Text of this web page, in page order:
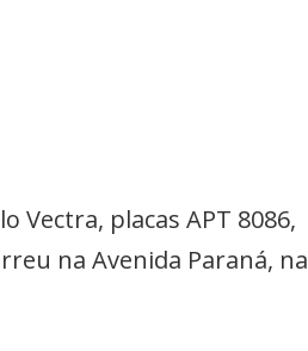
Vectra, placas APT 8086,
na Avenida Paraná, na